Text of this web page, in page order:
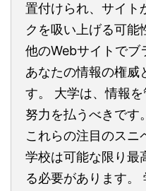
置付けられ、サイト
クを吸い上げる可能
他のWebサイトでブ
あなたの情報の権威
す。 大学は、情報
努力を払うべきです。
これらの注目のスニ
学校は可能な限り最
る必要があります。